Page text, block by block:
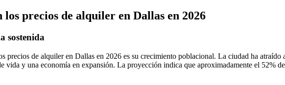
precios de alquiler en Dallas en 2026
sostenida
precios de alquiler en Dallas en 2026 es su crecimiento poblacional. La ciudad ha atraído
vida y una economía en expansión. La proyección indica que aproximadamente el 52%